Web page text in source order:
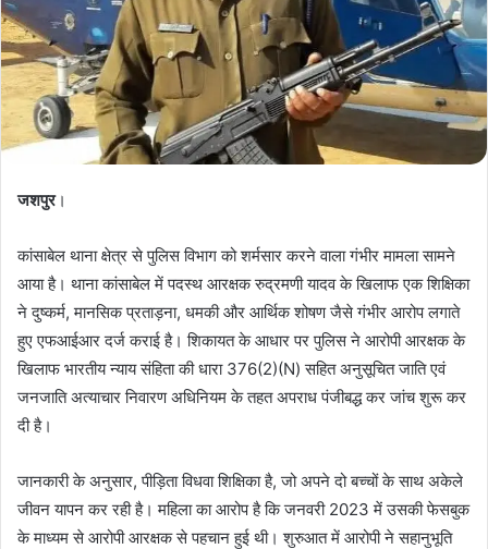
जशपुर।
कांसाबेल थाना क्षेत्र से पुलिस विभाग को शर्मसार करने वाला गंभीर मामला सामने
आया है। थाना कांसाबेल में पदस्थ आरक्षक रुद्रमणी यादव के खिलाफ एक शिक्षिका
ने दुष्कर्म, मानसिक प्रताड़ना, धमकी और आर्थिक शोषण जैसे गंभीर आरोप लगाते
हुए एफआईआर दर्ज कराई है। शिकायत के आधार पर पुलिस ने आरोपी आरक्षक के
खिलाफ भारतीय न्याय संहिता की धारा 376(2)(N) सहित अनुसूचित जाति एवं
जनजाति अत्याचार निवारण अधिनियम के तहत अपराध पंजीबद्ध कर जांच शुरू कर
दी है।
जानकारी के अनुसार, पीड़िता विधवा शिक्षिका है, जो अपने दो बच्चों के साथ अकेले
जीवन यापन कर रही है। महिला का आरोप है कि जनवरी 2023 में उसकी फेसबुक
के माध्यम से आरोपी आरक्षक से पहचान हुई थी। शुरुआत में आरोपी ने सहानुभूति